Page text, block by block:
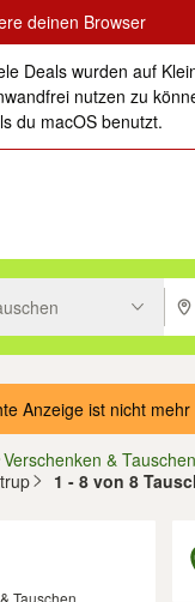
deinen Browser
Deals wurden auf
nutzen zu
du macOS benutzt.
zu suchen, oder
Anzeige ist nicht
Verschenken & Tauschen
1 - 8 von 8
Tauschen